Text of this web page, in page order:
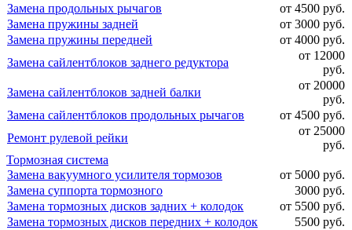
Замена продольных рычагов
от 4500 руб.
Замена пружины задней
от 3000 руб.
Замена пружины передней
от 4000 руб.
Замена сайлентблоков заднего редуктора
от 12000
руб.
Замена сайлентблоков задней балки
от 20000
руб.
Замена сайлентблоков продольных рычагов
от 4500 руб.
Ремонт рулевой рейки
от 25000
руб.
Тормозная система
Замена вакуумного усилителя тормозов
от 5000 руб.
Замена суппорта тормозного
3000 руб.
Замена тормозных дисков задних + колодок
от 5500 руб.
Замена тормозных дисков передних + колодок
5500 руб.